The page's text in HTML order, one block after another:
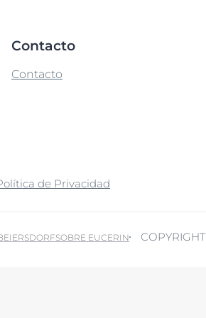
Contacto
Contacto
de Privacidad
SOBRE EUCERIN